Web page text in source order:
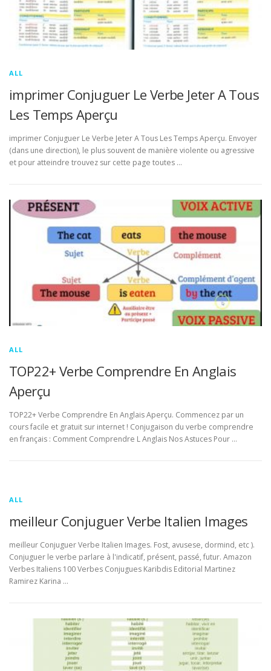
ALL
imprimer Conjuguer Le Verbe Jeter A Tous
Les Temps Aperçu
imprimer Conjuguer Le Verbe Jeter A Tous Les Temps Aperçu. Envoyer
(dans une direction), le plus souvent de manière violente ou agressive
et pour atteindre trouvez sur cette page toutes …
ALL
TOP22+ Verbe Comprendre En Anglais
Aperçu
TOP22+ Verbe Comprendre En Anglais Aperçu. Commencez par un
cours facile et gratuit sur internet ! Conjugaison du verbe comprendre
en français : Comment Comprendre L Anglais Nos Astuces Pour …
ALL
meilleur Conjuguer Verbe Italien Images
meilleur Conjuguer Verbe Italien Images. Fost, avusese, dormind, etc ).
Conjuguer le verbe parlare à l'indicatif, présent, passé, futur. Amazon
Verbes Italiens 100 Verbes Conjugues Karibdis Editorial Martinez
Ramirez Karina …